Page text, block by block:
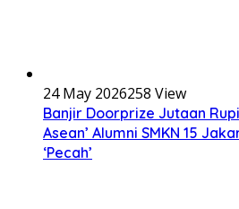
24 May 2026258 View
Banjir Doorprize Jutaan
Asean’ Alumni SMKN 15
‘Pecah’